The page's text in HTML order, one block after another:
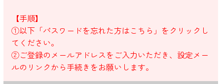
【手順】
①以下「パスワードを忘れた方はこちら」をクリックし
てください。
②ご登録のメールアドレスをご入力いただき、設定メー
ルのリンクから手続きをお願いします。